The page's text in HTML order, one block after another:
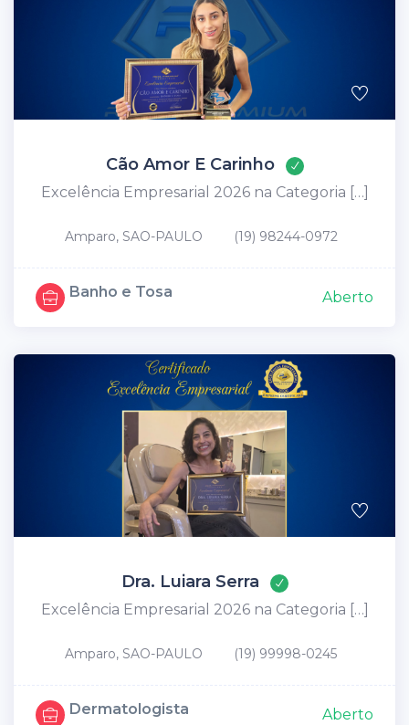
Cão Amor E Carinho
Excelência Empresarial 2026 na Categoria […]
Amparo, SAO-PAULO (19) 98244-0972
Banho e Tosa Aberto
Dra. Luiara Serra
Excelência Empresarial 2026 na Categoria […]
Amparo, SAO-PAULO (19) 99998-0245
Dermatologista Aberto